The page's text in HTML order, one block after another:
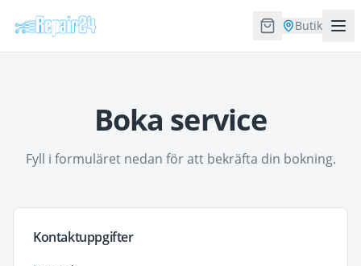
Butik
Boka service
Fyll i formuläret nedan för att bekräfta din bokning.
Kontaktuppgifter